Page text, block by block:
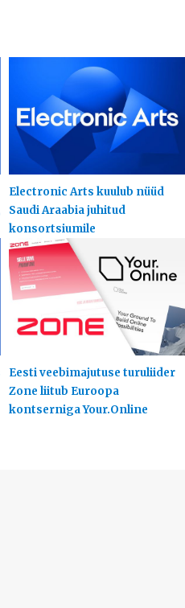
Electronic Arts kuulub nüüd
Saudi Araabia juhitud
konsortsiumile
Eesti veebimajutuse turuliider
Zone liitub Euroopa
kontserniga Your.Online